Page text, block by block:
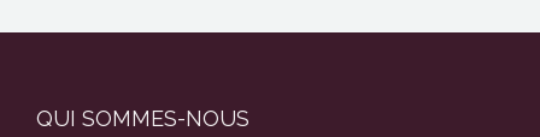
QUI SOMMES-NOUS